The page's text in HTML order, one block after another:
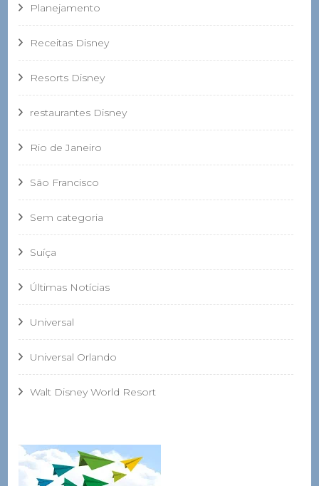
Planejamento
Receitas Disney
Resorts Disney
restaurantes Disney
Rio de Janeiro
São Francisco
Sem categoria
Suíça
Últimas Notícias
Universal
Universal Orlando
Walt Disney World Resort